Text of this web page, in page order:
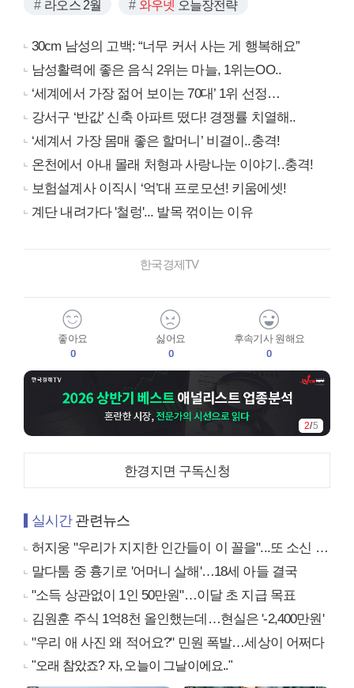
라오스 2월 와우넷 오늘장전략
30cm 남성의 고백: “너무 커서 사는 게 행복해요”
남성활력에 좋은 음식 2위는 마늘, 1위는OO..
‘세계에서 가장 젊어 보이는 70대’ 1위 선정…
강서구 ‘반값’ 신축 아파트 떴다! 경쟁률 치열해..
‘세계서 가장 몸매 좋은 할머니’ 비결이..충격!
온천에서 아내 몰래 처형과 사랑나눈 이야기..충격!
보험설계사 이직시 ‘억’대 프로모션! 키움에셋!
계단 내려가다 '철렁'... 발목 꺾이는 이유
한국경제TV
좋아요
0
싫어요
0
후속기사 원해요
0
3/5
한경지면 구독신청
실시간관련뉴스
허지웅 "우리가 지지한 인간들이 이 꼴을"...또 소신 발언
말다툼 중 흉기로 '어머니 살해'…18세 아들 결국
"소득 상관없이 1인 50만원"…이달 초 지급 목표
김원훈 주식 1억8천 올인했는데…현실은 '-2,400만원'
"우리 애 사진 왜 적어요?" 민원 폭발…세상이 어쩌다
"오래 참았죠? 자, 오늘이 그날이에요.."